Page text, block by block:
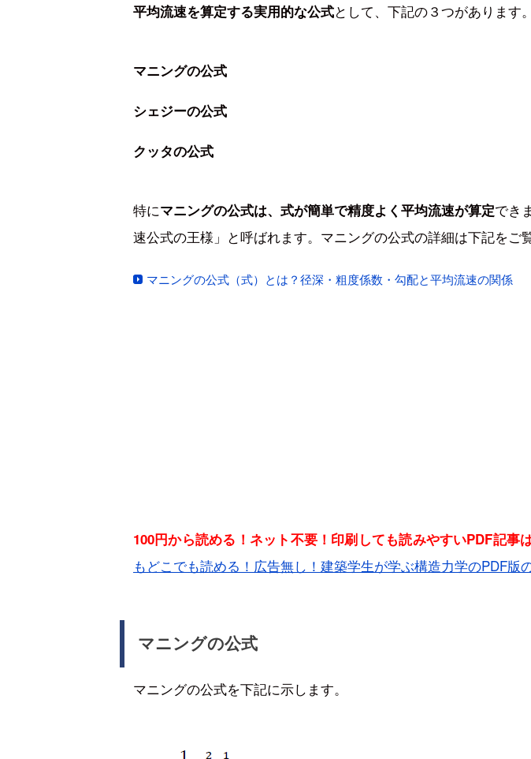
平均流速を算定する実用的な公式として、下記の３つがあります。
マニングの公式
シェジーの公式
クッタの公式
特にマニングの公式は、式が簡単で精度よく平均流速が算定でき
速公式の王様」と呼ばれます。マニングの公式の詳細は下記をご
マニングの公式（式）とは？径深・粗度係数・勾配と平均流速の関係
100円から読める！ネット不要！印刷しても読みやすいPDF記
もどこでも読める！広告無し！建築学生が学ぶ構造力学のPDF版
マニングの公式
マニングの公式を下記に示します。